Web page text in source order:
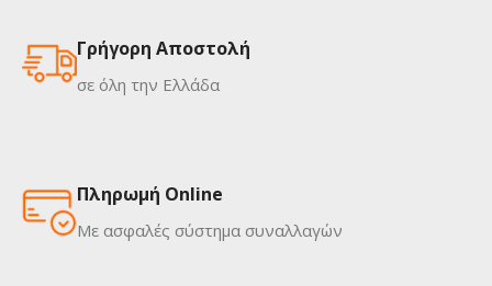
Γρήγορη Αποστολή
σε όλη την Ελλάδα
Πληρωμή Online
Με ασφαλές σύστημα συναλλαγών